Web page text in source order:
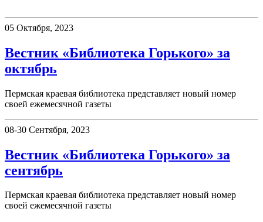
05 Октября, 2023
Вестник «Библиотека Горького» за
октябрь
Пермская краевая библиотека представляет новый номер
своей ежемесячной газеты
08-30 Сентября, 2023
Вестник «Библиотека Горького» за
сентябрь
Пермская краевая библиотека представляет новый номер
своей ежемесячной газеты